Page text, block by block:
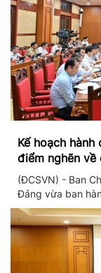
Kế hoạch
điểm nghẽn
Đảng
(ĐCSVN) - Ban
Đảng vừa ban